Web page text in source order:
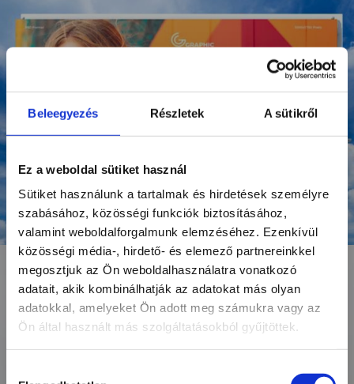
Beleegyezés Részletek A sütikről
Ez a weboldal sütiket használ
Sütiket használunk a tartalmak és hirdetések személyre
szabásához, közösségi funkciók biztosításához,
valamint weboldalforgalmunk elemzéséhez. Ezenkívül
közösségi média-, hirdető- és elemező partnereinkkel
megosztjuk az Ön weboldalhasználatra vonatkozó
adatait, akik kombinálhatják az adatokat más olyan
adatokkal, amelyeket Ön adott meg számukra vagy az
Ön által használt más szolgáltatásokból gyűjtöttek.
nfny_850